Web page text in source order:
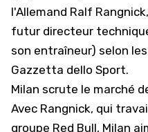
l'Allemand Ralf
futur directeur
son entraîneur) selon
Gazzetta dello Sport.
Milan scrute le marché
Avec Rangnick, qui
groupe Red Bull, Milan